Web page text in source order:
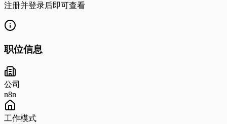
注册并登录后即可查看
职位信息
公司
n8n
工作模式